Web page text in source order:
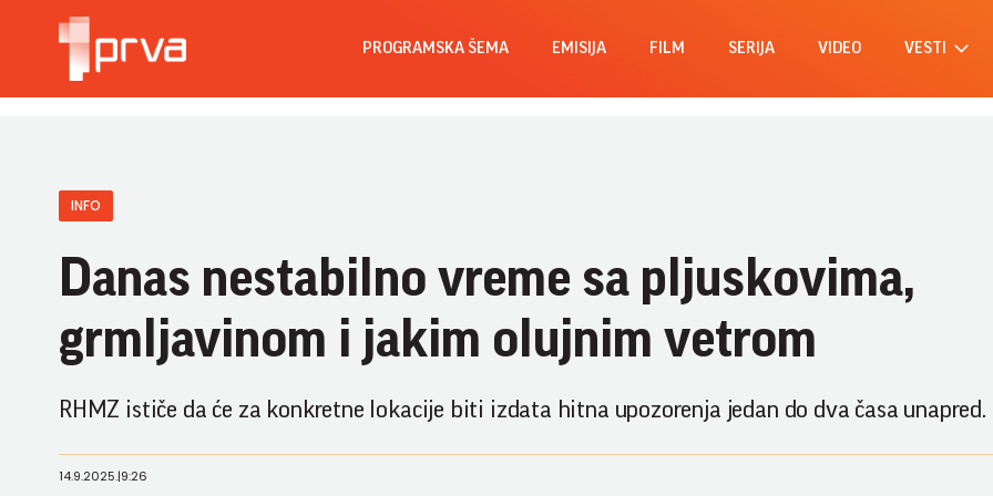
PROGRAMSKA ŠEMA EMISIJA FILM SERIJA VIDEO VESTI
INFO
Danas nestabilno vreme sa pljuskovima,
grmljavinom i jakim olujnim vetrom
RHMZ ističe da će za konkretne lokacije biti izdata hitna upozorenja jedan do dva časa unapred.
14.9.2025.|9:26